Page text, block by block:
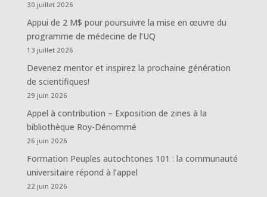
30 juillet 2026
Appui de 2 M$ pour poursuivre la mise en œuvre du
programme de médecine de l’UQ
13 juillet 2026
Devenez mentor et inspirez la prochaine génération
de scientifiques!
29 juin 2026
Appel à contribution – Exposition de zines à la
bibliothèque Roy-Dénommé
26 juin 2026
Formation Peuples autochtones 101 : la communauté
universitaire répond à l’appel
22 juin 2026